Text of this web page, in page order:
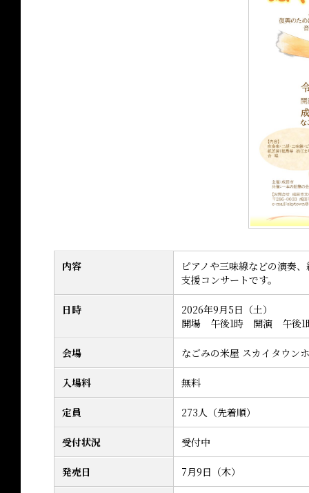
内容
ピアノや三味線などの演奏
支援コンサートです。
日時
2026年9月5日（土）
開場 午後1時 開演 午後1
会場 なごみの米屋 スカイタウン
入場料 無料
定員 273人（先着順）
受付状況 受付中
発売日 7月9日（木）